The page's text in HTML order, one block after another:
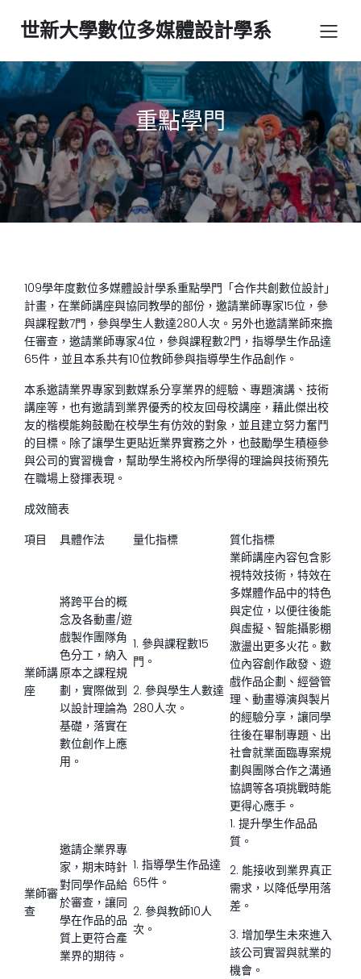
世新大學數位多媒體設計學系
重點學門
109學年度數位多媒體設計學系重點學門「合作共創數位設計」
計畫，在業師講座與協同教學的部份，邀請業師專家15位，參
與課程數7門，參與學生人數達280人次。另外也邀請業師來擔
任審查，邀請業師專家4位，參與課程數2門，指導學生作品達
65件，並且本系共有10位教師參與指導學生作品創作。
本系邀請業界專家到數媒系分享業界的經驗、專題演講、技術
講座等，也有邀請到業界優秀的校友回母校講座，藉此傑出校
友的楷模能夠鼓勵在校學生有仿效的對象，並且建立努力奮鬥
的目標。除了讓學生更貼近業界實務之外，也鼓勵學生積極參
與公司的實習機會，幫助學生將校內所學得的理論與技術預先
在職場上發揮表現。
成效簡表
項目
具體作法 量化指標 質化指標
業師講
座
將跨平台的概
念及各動畫/遊
戲製作團隊角
色分工，納入
原本之課程規
劃，實際做到
以設計理論為
基礎，落實在
數位創作上應
用。
1. 參與課程數15
門。
2. 參與學生人數達
280人次。
業師講座內容包含影
視特效技術，特效在
多媒體作品中的特色
與定位，以便往後能
與虛擬、智能攝影棚
激盪出更多火花。數
位內容創作啟發、遊
戲作品企劃、經營管
理、動畫導演與製片
的經驗分享，讓同學
往後在畢制專題、出
社會就業面臨專案規
劃與團隊合作之溝通
協調等各項挑戰時能
更得心應手。
業師審
查
邀請企業界專
家，期末時針
對同學作品給
於審查，讓同
學在作品的品
質上更符合產
業界的期待。
1. 指導學生作品達
65件。
2. 參與教師10人
次。
1. 提升學生作品品
質。
2. 能接收到業界真正
需求，以降低學用落
差。
3. 增加學生未來進入
該公司實習與就業的
機會。